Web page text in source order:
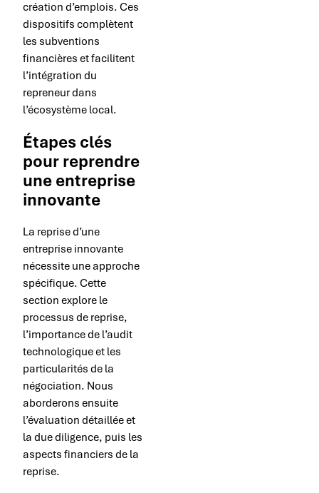
création d’emplois. Ces
dispositifs complètent
les subventions
financières et facilitent
l’intégration du
repreneur dans
l’écosystème local.
Étapes clés
pour reprendre
une entreprise
innovante
La reprise d’une
entreprise innovante
nécessite une approche
spécifique. Cette
section explore le
processus de reprise,
l’importance de l’audit
technologique et les
particularités de la
négociation. Nous
aborderons ensuite
l’évaluation détaillée et
la due diligence, puis les
aspects financiers de la
reprise.